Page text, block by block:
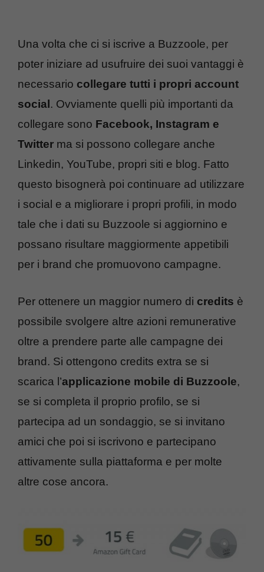
Una volta che ci si iscrive a Buzzoole, per
poter iniziare ad usufruire dei suoi vantaggi è
necessario collegare tutti i propri account
social . Ovviamente quelli più importanti da
collegare sono Facebook, Instagram e
Twitter ma si possono collegare anche
Linkedin, YouTube, propri siti e blog. Fatto
questo bisognerà poi continuare ad utilizzare
i social e a migliorare i propri profili, in modo
tale che i dati su Buzzoole si aggiornino e
possano risultare maggiormente appetibili
per i brand che promuovono campagne.
Per ottenere un maggior numero di credits è
possibile svolgere altre azioni remunerative
oltre a prendere parte alle campagne dei
brand. Si ottengono credits extra se si
scarica l’applicazione mobile di Buzzoole,
se si completa il proprio profilo, se si
partecipa ad un sondaggio, se si invitano
amici che poi si iscrivono e partecipano
attivamente sulla piattaforma e per molte
altre cose ancora.